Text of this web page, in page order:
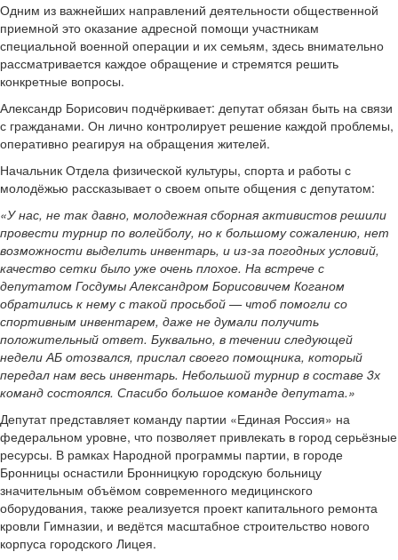
Одним из важнейших направлений деятельности общественной
приемной это оказание адресной помощи участникам
специальной военной операции и их семьям, здесь внимательно
рассматривается каждое обращение и стремятся решить
конкретные вопросы.
Александр Борисович подчёркивает: депутат обязан быть на связи
с гражданами. Он лично контролирует решение каждой проблемы,
оперативно реагируя на обращения жителей.
Начальник Отдела физической культуры, спорта и работы с
молодёжью рассказывает о своем опыте общения с депутатом:
«У нас, не так давно, молодежная сборная активистов решили
провести турнир по волейболу, но к большому сожалению, нет
возможности выделить инвентарь, и из-за погодных условий,
качество сетки было уже очень плохое. На встрече с
депутатом Госдумы Александром Борисовичем Коганом
обратились к нему с такой просьбой — чтоб помогли со
спортивным инвентарем, даже не думали получить
положительный ответ. Буквально, в течении следующей
недели АБ отозвался, прислал своего помощника, который
передал нам весь инвентарь. Небольшой турнир в составе 3х
команд состоялся. Спасибо большое команде депутата.»
Депутат представляет команду партии «Единая Россия» на
федеральном уровне, что позволяет привлекать в город серьёзные
ресурсы. В рамках Народной программы партии, в городе
Бронницы оснастили Бронницкую городскую больницу
значительным объёмом современного медицинского
оборудования, также реализуется проект капитального ремонта
кровли Гимназии, и ведётся масштабное строительство нового
корпуса городского Лицея.